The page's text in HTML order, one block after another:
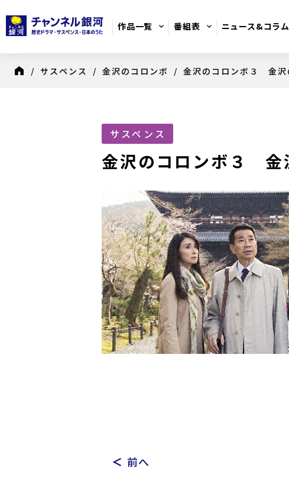
作品一覧 番組表 ニュース&コラム
歴史ドラマ
/ サスペンス / 金沢のコロンボ / 金沢のコロンボ３ 金沢
サスペンス
金沢のコロンボ３ 金
前へ